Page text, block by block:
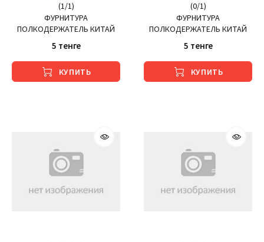
(1/1)
ФУРНИТУРА
ПОЛКОДЕРЖАТЕЛЬ КИТАЙ
5 тенге
КУПИТЬ
(0/1)
ФУРНИТУРА
ПОЛКОДЕРЖАТЕЛЬ КИТАЙ
5 тенге
КУПИТЬ